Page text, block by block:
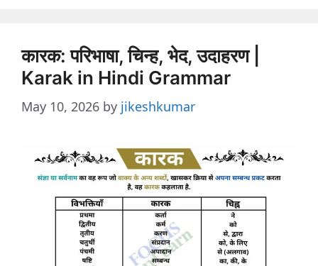
कारक: परिभाषा, चिन्ह, भेद, उदाहरण |
Karak in Hindi Grammar
May 10, 2026 by jikeshkumar